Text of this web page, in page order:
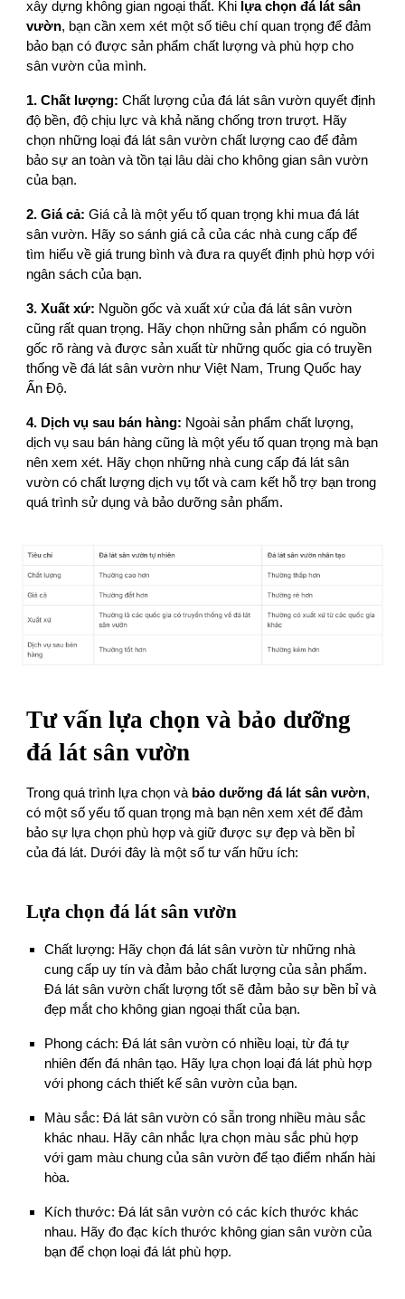
xây dựng không gian ngoại thất. Khi lựa chọn đá lát sân
vườn, bạn cần xem xét một số tiêu chí quan trọng để đảm
bảo bạn có được sản phẩm chất lượng và phù hợp cho
sân vườn của mình.
1. Chất lượng: Chất lượng của đá lát sân vườn quyết định
độ bền, độ chịu lực và khả năng chống trơn trượt. Hãy
chọn những loại đá lát sân vườn chất lượng cao để đảm
bảo sự an toàn và tồn tại lâu dài cho không gian sân vườn
của bạn.
2. Giá cả: Giá cả là một yếu tố quan trọng khi mua đá lát
sân vườn. Hãy so sánh giá cả của các nhà cung cấp để
tìm hiểu về giá trung bình và đưa ra quyết định phù hợp với
ngân sách của bạn.
3. Xuất xứ: Nguồn gốc và xuất xứ của đá lát sân vườn
cũng rất quan trọng. Hãy chọn những sản phẩm có nguồn
gốc rõ ràng và được sản xuất từ những quốc gia có truyền
thống về đá lát sân vườn như Việt Nam, Trung Quốc hay
Ấn Độ.
4. Dịch vụ sau bán hàng: Ngoài sản phẩm chất lượng,
dịch vụ sau bán hàng cũng là một yếu tố quan trọng mà bạn
nên xem xét. Hãy chọn những nhà cung cấp đá lát sân
vườn có chất lượng dịch vụ tốt và cam kết hỗ trợ bạn trong
quá trình sử dụng và bảo dưỡng sản phẩm.
Tư vấn lựa c họn và bảo dưỡng
đá lát sân vườn
Trong quá trình lựa chọn và bảo dưỡng đá lát sân vườn,
có một số yếu tố quan trọng mà bạn nên xem xét để đảm
bảo sự lựa chọn phù hợp và giữ được sự đẹp và bền bỉ
của đá lát. Dưới đây là một số tư vấn hữu ích:
Lựa chọn đá lát sân vườn
Chất lượng: Hãy chọn đá lát sân vườn từ những nhà
cung cấp uy tín và đảm bảo chất lượng của sản phẩm.
Đá lát sân vườn chất lượng tốt sẽ đảm bảo sự bền bỉ và
đẹp mắt cho không gian ngoại thất của bạn.
Phong cách: Đá lát sân vườn có nhiều loại, từ đá tự
nhiên đến đá nhân tạo. Hãy lựa chọn loại đá lát phù hợp
với phong cách thiết kế sân vườn của bạn.
Màu sắc: Đá lát sân vườn có sẵn trong nhiều màu sắc
khác nhau. Hãy cân nhắc lựa chọn màu sắc phù hợp
với gam màu chung của sân vườn để tạo điểm nhấn hài
hòa.
Kích thước: Đá lát sân vườn có các kích thước khác
nhau. Hãy đo đạc kích thước không gian sân vườn của
bạn để chọn loại đá lát phù hợp.